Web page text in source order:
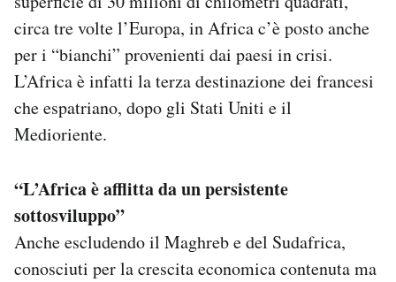
circa tre volte l’Europa, in Africa c’è posto anche
per i “bianchi” provenienti dai paesi in crisi.
L’Africa è infatti la terza destinazione dei francesi
che espatriano, dopo gli Stati Uniti e il
Medioriente.
“L’Africa è afflitta da un persistente
sottosviluppo”
Anche escludendo il Maghreb e del Sudafrica,
conosciuti per la crescita economica contenuta ma